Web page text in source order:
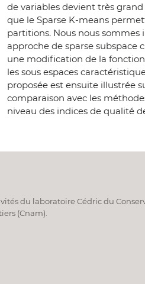
de variables devient très
que le Sparse K-means
partitions. Nous nous
approche de sparse subspace
une modification de la
les sous espaces
proposée est ensuite illustrée
comparaison avec les
niveau des indices de qualité
du laboratoire Cédric du
(Cnam).